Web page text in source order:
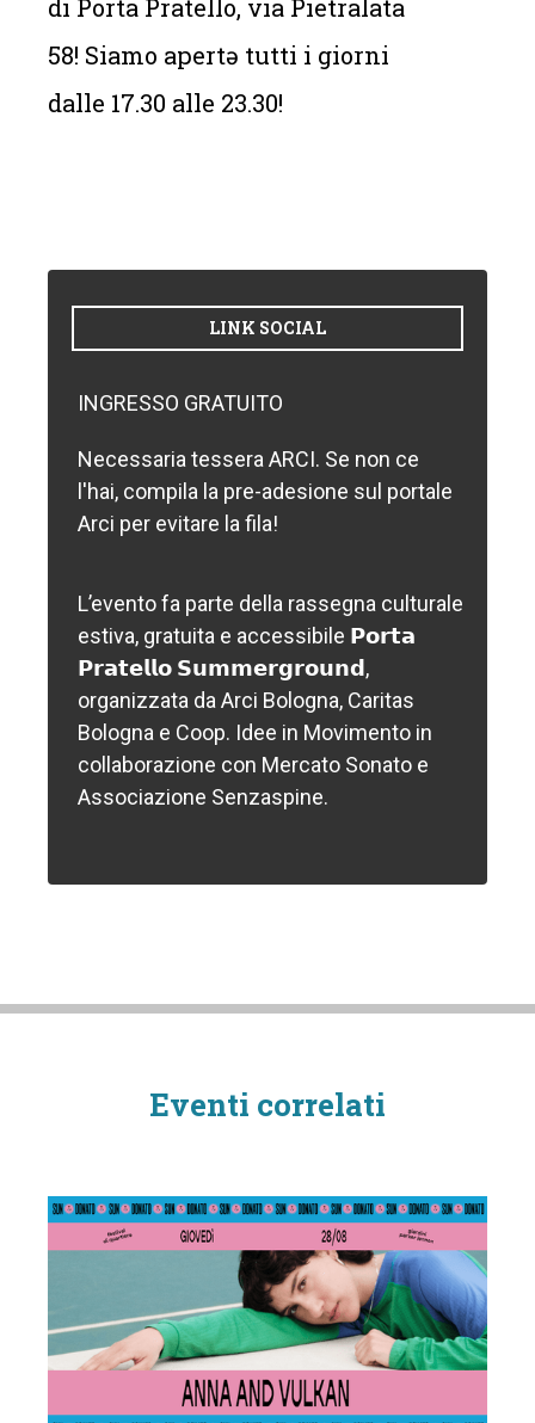
di Porta Pratello, via Pietralata
58! Siamo apertə tutti i giorni
dalle 17.30 alle 23.30!
LINK SOCIAL
INGRESSO GRATUITO
Necessaria tessera ARCI. Se non ce
l'hai, compila la pre-adesione sul portale
Arci per evitare la fila!
L’evento fa parte della rassegna culturale
estiva, gratuita e accessibile 𝗣𝗼𝗿𝘁𝗮
𝗣𝗿𝗮𝘁𝗲𝗹𝗹𝗼 𝗦𝘂𝗺𝗺𝗲𝗿𝗴𝗿𝗼𝘂𝗻𝗱,
organizzata da Arci Bologna, Caritas
Bologna e Coop. Idee in Movimento in
collaborazione con Mercato Sonato e
Associazione Senzaspine.
Eventi correlati